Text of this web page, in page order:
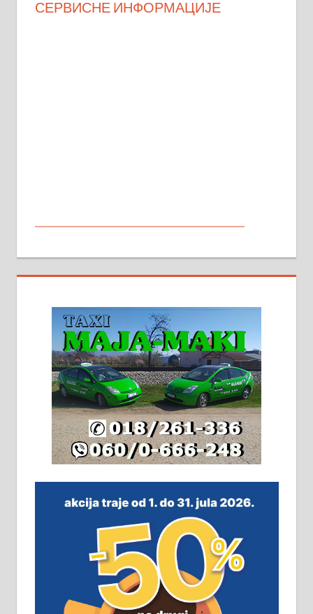
СЕРВИСНЕ ИНФОРМАЦИЈЕ
стамбене целине једна уз другу.
2х150м2, две гараже, централно
грејање на гас и дрва. Две
адресе. 063/71-74-023
Издајем комплетно опремљену
халу на Житковачком путу, на
плацу површине око 7 ари.
064/321-80-51; 063/102-35-25
На продају легализована, нова,
м2 са плацем од 8 ари у Зеленом
виру у Алексинцу. Могућа
замена. 064/21-63-584
ПОСЛОВНИ ОГЛАСИ